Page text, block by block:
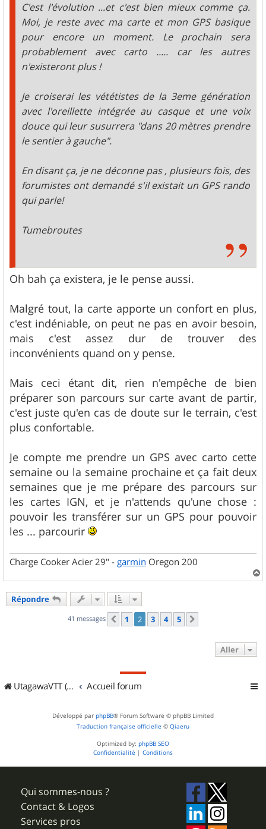
C'est l'évolution ...et c'est bien mieux comme ça.
Moi, je reste avec ma carte et mon GPS basique
pour encore un moment. Le prochain sera
probablement avec carto ..... car les autres
n'existeront plus !
Je croiserai les vététistes de la 3eme génération
avec l'oreillette intégrée au casque et une voix
douce qui leur susurrera "dans 20 mètres prendre
le sentier à gauche".
En disant ça, je ne déconne pas , plusieurs fois, des
forumistes ont demandé s'il existait un GPS rando
qui parle!
Tumebroutes
Oh bah ça existera, je le pense aussi.
Malgré tout, la carte apporte un confort en plus,
c'est indéniable, on peut ne pas en avoir besoin,
mais c'est assez dur de trouver des
inconvénients quand on y pense.
Mais ceci étant dit, rien n'empêche de bien
préparer son parcours sur carte avant de partir,
c'est juste qu'en cas de doute sur le terrain, c'est
plus confortable.
Je compte me prendre un GPS avec carto cette
semaine ou la semaine prochaine et ça fait deux
semaines que je me prépare des parcours sur
les cartes IGN, et je n'attends qu'une chose :
pouvoir les transférer sur un GPS pour pouvoir
les ... parcourir
Charge Cooker Acier 29" - garmin Oregon 200
a
Répondre
41 messages Précédent
1 2 3 4 5
Aller
UtagawaVTT (Randos VTT et VTTAE avec traces GPS) Accueil forum
Développé par phpBB® Forum Software © phpBB Limited
Traduction française officielle © Qiaeru
Optimized by: phpBB SEO
Confidentialité | Conditions
Qui sommes-nous ?
Contact & Logos
Services pros